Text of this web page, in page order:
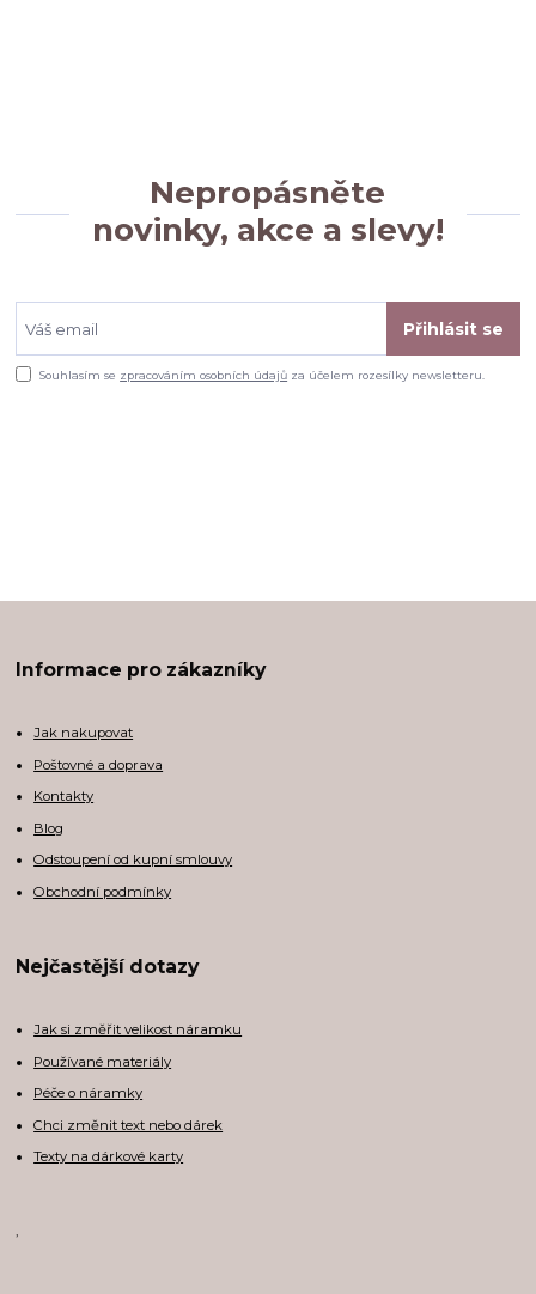
Nepropásněte
novinky, akce a slevy!
Přihlásit se
Souhlasím se zpracováním osobních údajů za účelem rozesílky newsletteru.
Informace pro zákazníky
Jak nakupovat
Poštovné a doprava
Kontakty
Blog
Odstoupení od kupní smlouvy
Obchodní podmínky
Nejčastější dotazy
Jak si změřit velikost náramku
Používané materiály
Péče o náramky
Chci změnit text nebo dárek
Texty na dárkové karty